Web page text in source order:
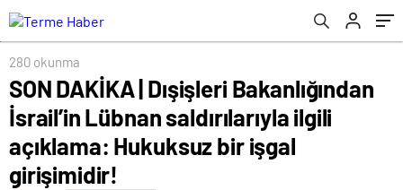
280 okunma
SON DAKİKA | Dışişleri Bakanlığından
İsrail’in Lübnan saldırılarıyla ilgili
açıklama: Hukuksuz bir işgal
girişimidir!